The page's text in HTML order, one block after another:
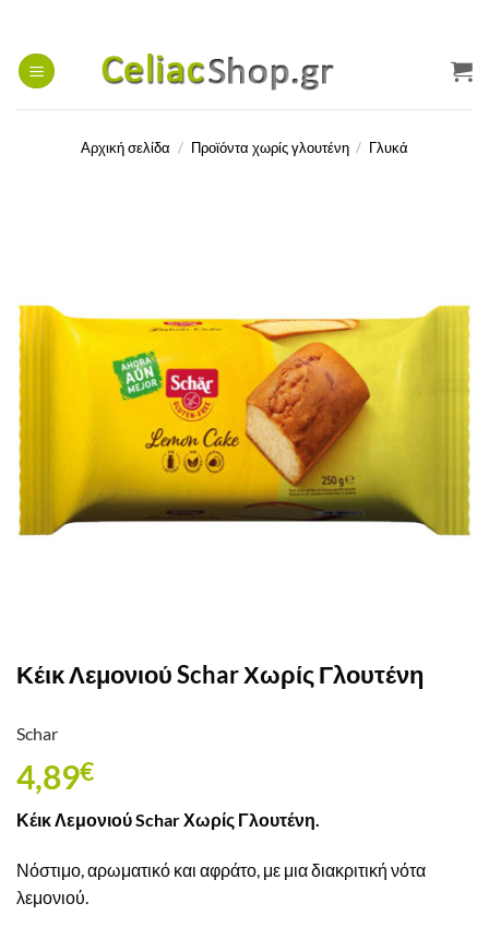
περιεχόμενο
Αρχική σελίδα / Προϊόντα χωρίς γλουτένη / Γλυκά
Κέικ Λεμονιού Schar Χωρίς Γλουτένη
Schar
4,89€
Κέικ Λεμονιού Schar Χωρίς Γλουτένη.
Νόστιμο, αρωματικό και αφράτο, με μια διακριτική νότα
λεμονιού.